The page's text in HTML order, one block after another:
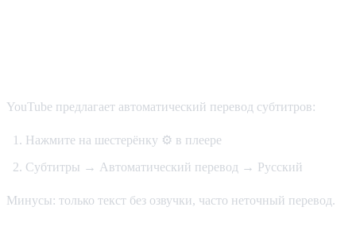
YouTube предлагает автоматический перевод субтитров:
Нажмите на шестерёнку ⚙️ в плеере
Субтитры → Автоматический перевод → Русский
Минусы: только текст без озвучки, часто неточный перевод.